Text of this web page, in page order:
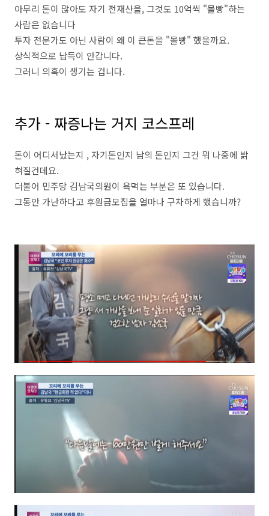
아무리 돈이 많아도 자기 전재산을, 그것도 10억씩 "몰빵"하는
사람은 없습니다
투자 전문가도 아닌 사람이 왜 이 큰돈을 "몰빵" 했을까요.
상식적으로 납득이 안갑니다.
그러니 의혹이 생기는 겁니다.
추가 - 짜증나는 거지 코스프레
돈이 어디서났는지 , 자기돈인지 남의 돈인지 그건 뭐 나중에 밝
혀질건데요.
더불어 민주당 김남국의원이 욕먹는 부분은 또 있습니다.
그동안 가난하다고 후원금모집을 얼마나 구차하게 했습니까?